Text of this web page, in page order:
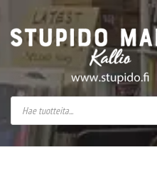
Stupido Market –